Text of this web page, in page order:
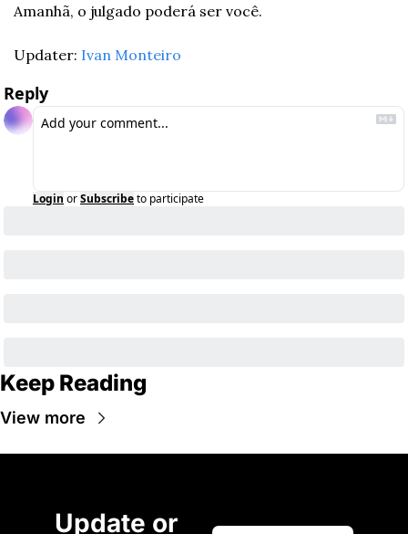
Amanhã, o julgado poderá ser você.
Updater: Ivan Monteiro
Reply
Login orSubscribeto participate
Keep Reading
View more
Update or